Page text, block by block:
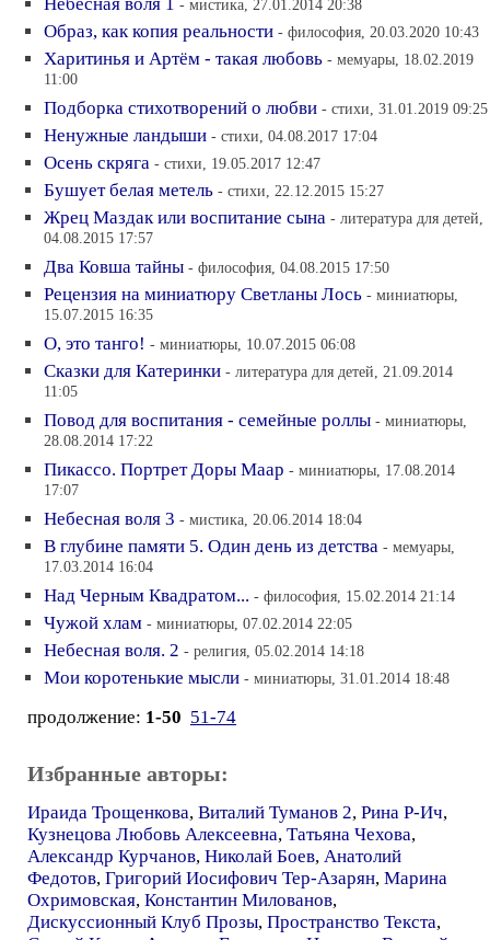
- мистика, 27.01.2014 20:38
Образ, как копия реальности - философия, 20.03.2020 10:43
Харитинья и Артём - такая любовь - мемуары, 18.02.2019
11:00
Подборка стихотворений о любви - стихи, 31.01.2019 09:25
Ненужные ландыши - стихи, 04.08.2017 17:04
Осень скряга - стихи, 19.05.2017 12:47
Бушует белая метель - стихи, 22.12.2015 15:27
Жрец Маздак или воспитание сына - литература для детей,
04.08.2015 17:57
Два Ковша тайны - философия, 04.08.2015 17:50
Рецензия на миниатюру Светланы Лось - миниатюры,
15.07.2015 16:35
О, это танго! - миниатюры, 10.07.2015 06:08
Сказки для Катеринки - литература для детей, 21.09.2014
11:05
Повод для воспитания - семейные роллы - миниатюры,
28.08.2014 17:22
Пикассо. Портрет Доры Маар - миниатюры, 17.08.2014
17:07
Небесная воля 3 - мистика, 20.06.2014 18:04
В глубине памяти 5. Один день из детства - мемуары,
17.03.2014 16:04
Над Черным Квадратом... - философия, 15.02.2014 21:14
Чужой хлам - миниатюры, 07.02.2014 22:05
Небесная воля. 2 - религия, 05.02.2014 14:18
Мои коротенькие мысли - миниатюры, 31.01.2014 18:48
продолжение: 1-50 51-74
Избранные авторы:
Ираида Трощенкова, Виталий Туманов 2, Рина Р-Ич,
Кузнецова Любовь Алексеевна, Татьяна Чехова,
Александр Курчанов, Николай Боев, Анатолий
Федотов, Григорий Иосифович Тер-Азарян, Марина
Охримовская, Константин Милованов,
Дискуссионный Клуб Прозы, Пространство Текста,